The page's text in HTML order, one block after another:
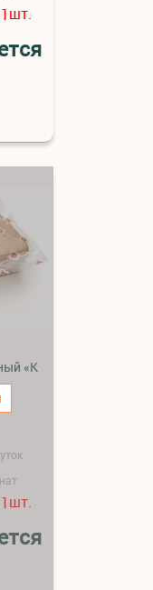
1шт.
«К
1шт.